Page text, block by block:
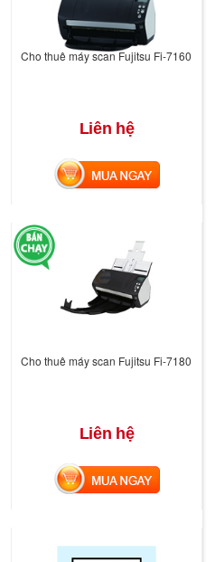
Cho thuê máy scan Fujitsu Fi-7160
Liên hệ
MUA NGAY
Cho thuê máy scan Fujitsu Fi-7180
Liên hệ
MUA NGAY